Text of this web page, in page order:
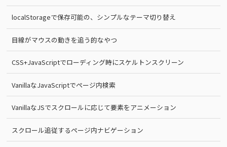
localStorageで保存可能の、シンプルなテーマ切り替え
目線がマウスの動きを追う的なやつ
CSS+JavaScriptでローディング時にスケルトンスクリーン
VanillaなJavaScriptでページ内検索
VanillaなJSでスクロールに応じて要素をアニメーション
スクロール追従するページ内ナビゲーション